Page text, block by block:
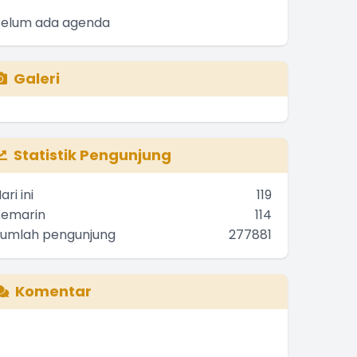
ada agenda
Galeri
Statistik Pengunjung
ini
119
114
pengunjung
277881
Komentar